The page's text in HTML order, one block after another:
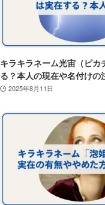
キラキラネーム光宙（ピカ
る？本人の現在や名付けの
2025年8月11日